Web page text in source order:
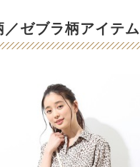
／ゼブラ柄アイテム